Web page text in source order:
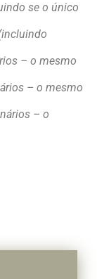
se o único
– o mesmo
– o mesmo
– o